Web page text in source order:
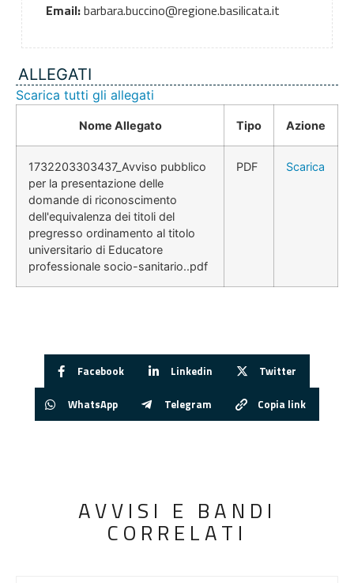
Email:barbara.buccino@regione.basilicata.it
ALLEGATI
Scarica tutti gli allegati
Nome Allegato Tipo Azione
1732203303437_Avviso pubblico
per la presentazione delle
domande di riconoscimento
dell'equivalenza dei titoli del
pregresso ordinamento al titolo
universitario di Educatore
professionale socio-sanitario..pdf
PDF Scarica
Facebook Linkedin Twitter
WhatsApp Telegram Copia link
AVVISI E BANDI
CORRELATI